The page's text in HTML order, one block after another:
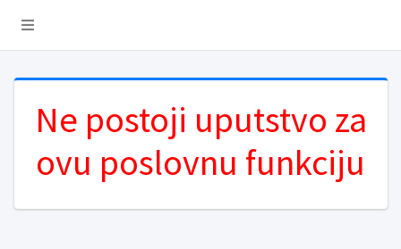
Ne postoji uputstvo za
ovu poslovnu funkciju